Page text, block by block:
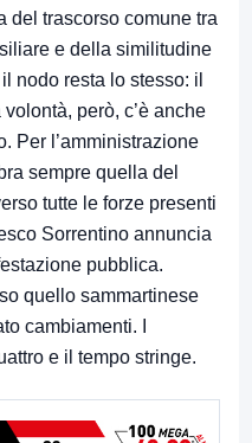
del trascorso comune tra
e della similitudine
nodo resta lo stesso: il
però, c’è anche
Per l’amministrazione
sempre quella del
tutte le forze presenti
Sorrentino annuncia
pubblica.
quello sammartinese
cambiamenti. I
e il tempo stringe.